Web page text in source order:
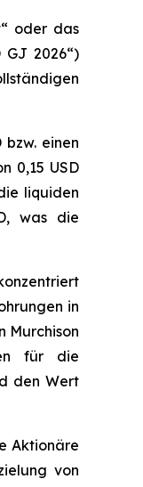
oder das
GJ 2026“)
einen
0,15 USD
liquiden
was die
in
Murchison
für die
den Wert
Aktionäre
von